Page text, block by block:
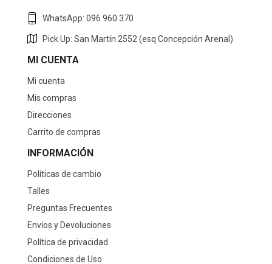
WhatsApp: 096 960 370
Pick Up: San Martín 2552 (esq Concepción Arenal)
MI CUENTA
Mi cuenta
Mis compras
Direcciones
Carrito de compras
INFORMACIÓN
Políticas de cambio
Talles
Preguntas Frecuentes
Envíos y Devoluciones
Política de privacidad
Condiciones de Uso